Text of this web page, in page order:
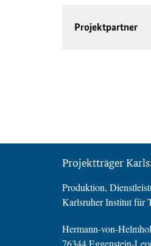
Projektpartner
Projektträger
Produktion,
Karlsruher Institut für
Hermann-von-
76344 Eggenstein-